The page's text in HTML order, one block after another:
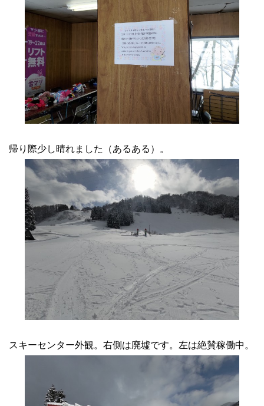
帰り際少し晴れました（あるある）。
スキーセンター外観。右側は廃墟です。左は絶賛稼働中。